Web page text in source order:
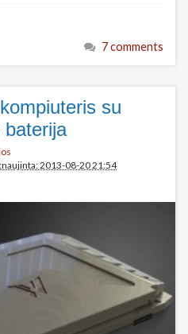
7 comments
su
baterija
2013-08-20 21:54